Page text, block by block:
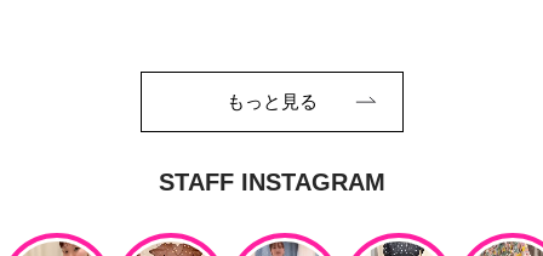
もっと見る